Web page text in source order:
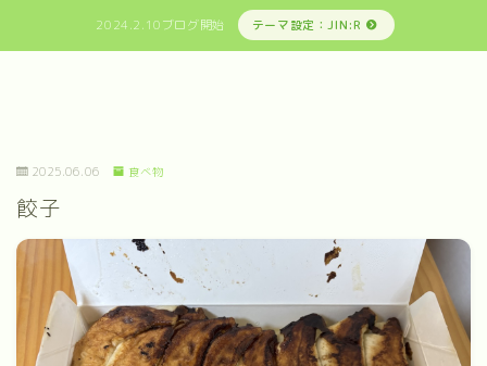
2024.2.10ブログ開始 テーマ設定：JIN:R
2025.06.06 食べ物
餃子